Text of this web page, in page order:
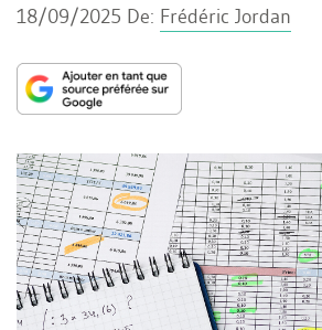
18/09/2025 De: Frédéric Jordan